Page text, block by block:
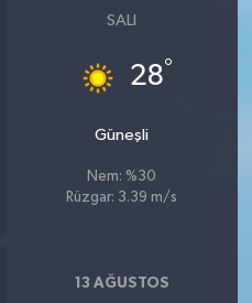
SALI
28°
Güneşli
Nem: %30
Rüzgar: 3.39 m/s
13 AĞUSTOS